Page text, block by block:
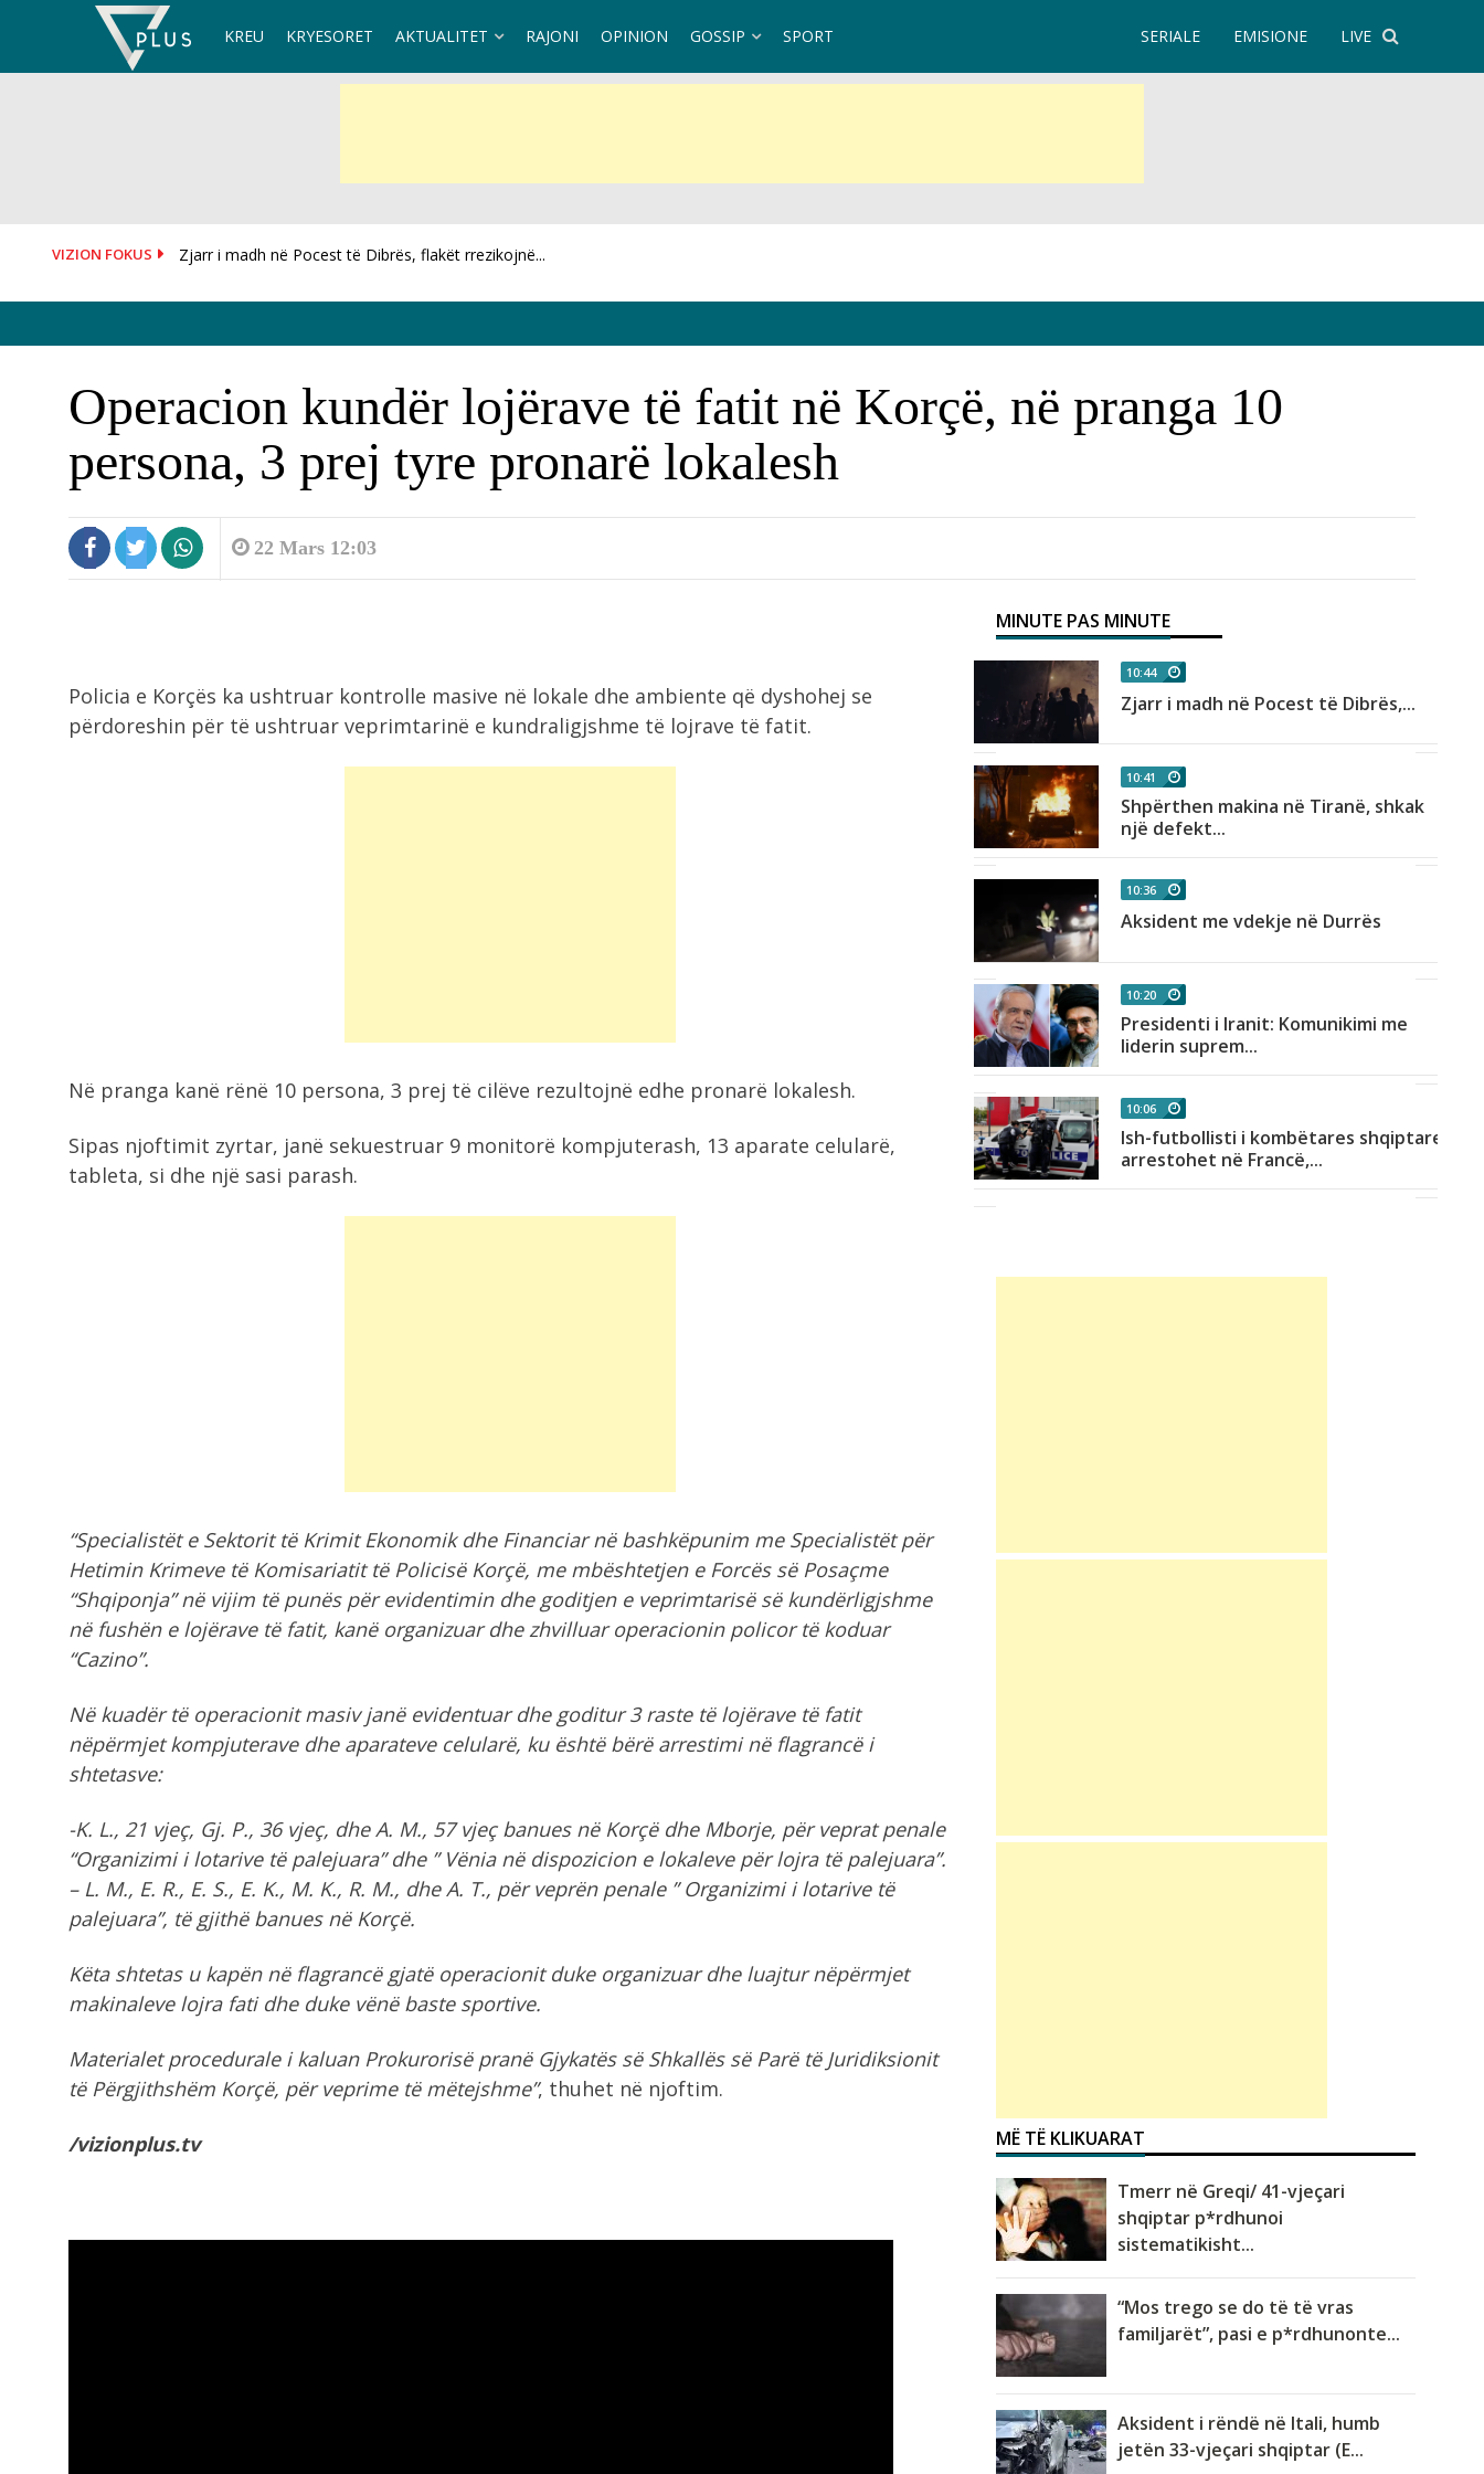
KREU KRYESORET AKTUALITET RAJONI OPINION GOSSIP SPORT LIVE
EMISIONE
SERIALE
VIZION FOKUS Shpërthen makina në Tiranë, shkak një defekt teknik
Operacion kundër lojërave të fatit në Korçë, në pranga 10
persona, 3 prej tyre pronarë lokalesh
22 Mars 12:03
Policia e Korçës ka ushtruar kontrolle masive në lokale dhe ambiente që dyshohej se
përdoreshin për të ushtruar veprimtarinë e kundraligjshme të lojrave të fatit.
Në pranga kanë rënë 10 persona, 3 prej të cilëve rezultojnë edhe pronarë lokalesh.
Sipas njoftimit zyrtar, janë sekuestruar 9 monitorë kompjuterash, 13 aparate celularë,
tableta, si dhe një sasi parash.
“Specialistët e Sektorit të Krimit Ekonomik dhe Financiar në bashkëpunim me Specialistët për
Hetimin Krimeve të Komisariatit të Policisë Korçë, me mbështetjen e Forcës së Posaçme
“Shqiponja” në vijim të punës për evidentimin dhe goditjen e veprimtarisë së kundërligjshme
në fushën e lojërave të fatit, kanë organizuar dhe zhvilluar operacionin policor të koduar
“Cazino”.
Në kuadër të operacionit masiv janë evidentuar dhe goditur 3 raste të lojërave të fatit
nëpërmjet kompjuterave dhe aparateve celularë, ku është bërë arrestimi në flagrancë i
shtetasve:
-K. L., 21 vjeç, Gj. P., 36 vjeç, dhe A. M., 57 vjeç banues në Korçë dhe Mborje, për veprat penale
“Organizimi i lotarive të palejuara” dhe ” Vënia në dispozicion e lokaleve për lojra të palejuara”.
– L. M., E. R., E. S., E. K., M. K., R. M., dhe A. T., për veprën penale ” Organizimi i lotarive të
palejuara”, të gjithë banues në Korçë.
Këta shtetas u kapën në flagrancë gjatë operacionit duke organizuar dhe luajtur nëpërmjet
makinaleve lojra fati dhe duke vënë baste sportive.
Materialet procedurale i kaluan Prokurorisë pranë Gjykatës së Shkallës së Parë të Juridiksionit
të Përgjithshëm Korçë, për veprime të mëtejshme”, thuhet në njoftim.
/vizionplus.tv
MINUTE PAS MINUTE
Zjarri në Rriban, deputeti Jahaj dhe
kryebashkiaku...
Zelensky i kërkon NATO-s më shumë
ndihmë...
Pesë ushqime që ndihmojnë në
forcimin e...
Berat Gjimshiti largohet pas 9
Nënshkruhet Akti i Themelimit dhe
10:44
Zjarr i madh në Pocest të Dibrës,...
10:41
Shpërthen makina në Tiranë, shkak
një defekt...
10:36
Aksident me vdekje në Durrës
10:20
Presidenti i Iranit: Komunikimi me
liderin suprem...
10:06
Ish-futbollisti i kombëtares shqiptare
arrestohet në Francë,...
MË TË KLIKUARAT
Tmerr në Greqi/ 41-vjeçari
shqiptar p*rdhunoi
sistematikisht...
“Mos trego se do të të vras
familjarët”, pasi e p*rdhunonte...
Aksident i rëndë në Itali, humb
jetën 33-vjeçari shqiptar (E...